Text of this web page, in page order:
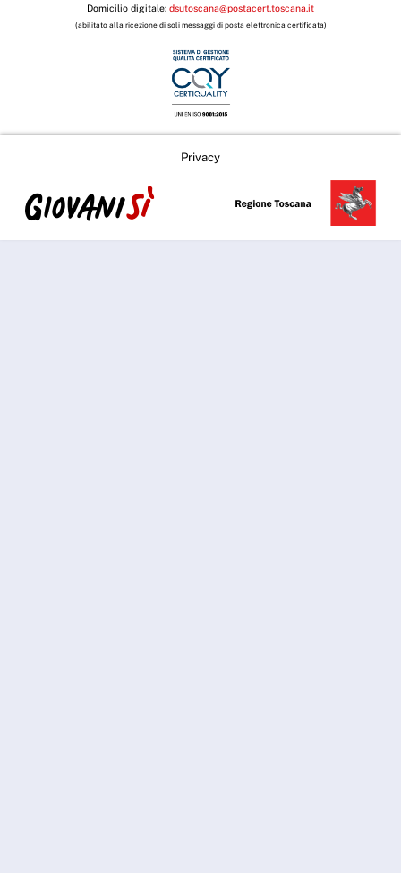
Domicilio digitale: dsutoscana@postacert.toscana.it
(abilitato alla ricezione di soli messaggi di posta elettronica certificata)
Privacy